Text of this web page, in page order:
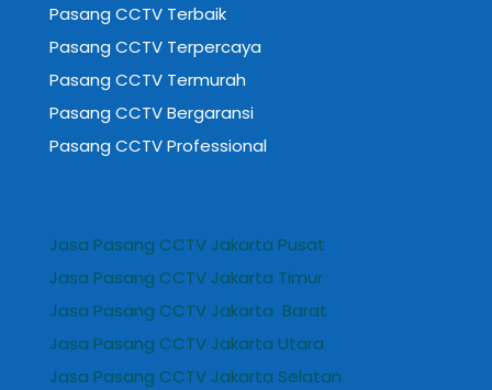
Pasang CCTV Terbaik
Pasang CCTV Terpercaya
Pasang CCTV Termurah
Pasang CCTV Bergaransi
Pasang CCTV Professional
Jasa Pasang CCTV Jakarta Pusat
Jasa Pasang CCTV Jakarta Timur
Jasa Pasang CCTV Jakarta Barat
Jasa Pasang CCTV Jakarta Utara
Jasa Pasang CCTV Jakarta Selatan